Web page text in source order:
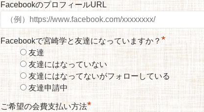
FacebookのプロフィールURL
Facebookで宮崎学と友達になっていますか？ *
友達
友達にはなっていない
友達にはなってないがフォローしている
友達申請中
ご希望の会費支払い方法*